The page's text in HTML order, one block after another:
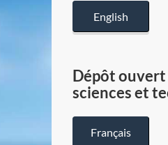
English
Dépôt ouvert
sciences et
Français